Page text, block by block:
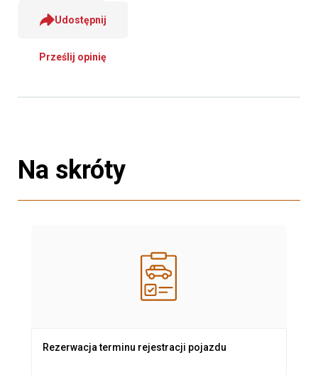
Udostępnij
Prześlij opinię
Na skróty
Rezerwacja terminu rejestracji pojazdu